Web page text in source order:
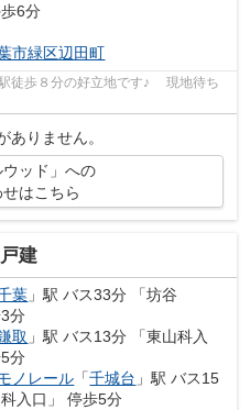
6分
市緑区辺田町
徒歩８分の好立地です♪ 現地待ち
ありません。
ウッド」への
はこちら
建
葉 」駅 バス33分 「坊谷
分
取 」駅 バス13分 「東山科入
分
ノレール 「千城台 」駅 バス15
入口」 停歩5分